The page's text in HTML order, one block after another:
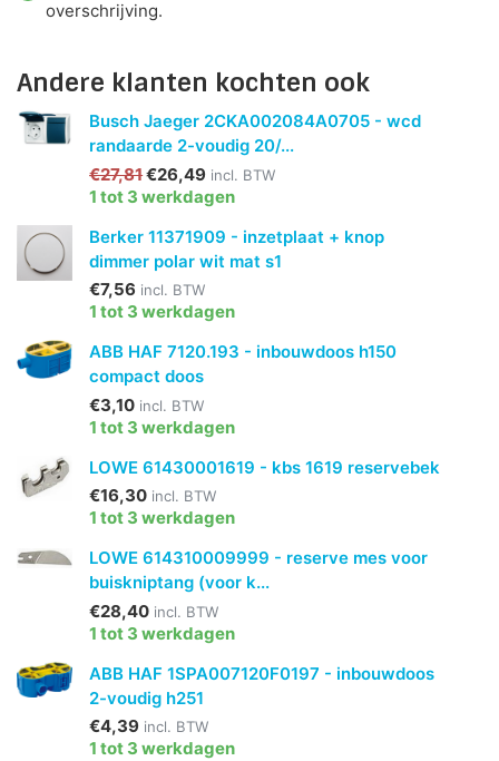
overschrijving.
Andere klanten kochten ook
Busch Jaeger 2CKA002084A0705 - wcd
randaarde 2-voudig 20/...
€27,81€26,49 incl. BTW
1 tot 3 werkdagen
Berker 11371909 - inzetplaat + knop
dimmer polar wit mat s1
€7,56 incl. BTW
1 tot 3 werkdagen
ABB HAF 7120.193 - inbouwdoos h150
compact doos
€3,10 incl. BTW
1 tot 3 werkdagen
LOWE 61430001619 - kbs 1619 reservebek
€16,30 incl. BTW
1 tot 3 werkdagen
LOWE 614310009999 - reserve mes voor
buiskniptang (voor k...
€28,40 incl. BTW
1 tot 3 werkdagen
ABB HAF 1SPA007120F0197 - inbouwdoos
2-voudig h251
€4,39 incl. BTW
1 tot 3 werkdagen